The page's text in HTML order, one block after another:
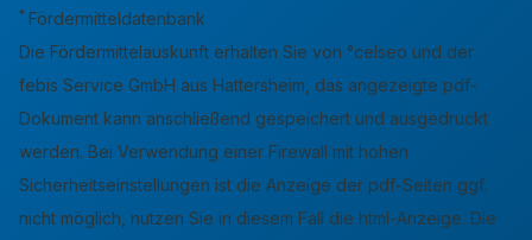
* Fördermitteldatenbank
Die Fördermittelauskunft erhalten Sie von °celseo und der
febis Service GmbH aus Hattersheim, das angezeigte pdf-
Dokument kann anschließend gespeichert und ausgedruckt
werden. Bei Verwendung einer Firewall mit hohen
Sicherheitseinstellungen ist die Anzeige der pdf-Seiten ggf.
nicht möglich, nutzen Sie in diesem Fall die html-Anzeige. Die